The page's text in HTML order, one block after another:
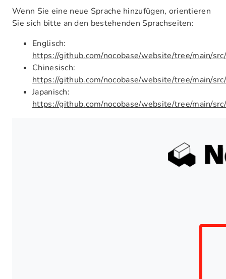
Wenn Sie eine neue Sprache hinzufügen, orientieren
Sie sich bitte an den bestehenden Sprachseiten:
Englisch:
https://github.com/nocobase/website/tree/main/
Chinesisch:
https://github.com/nocobase/website/tree/main/
Japanisch:
https://github.com/nocobase/website/tree/main/